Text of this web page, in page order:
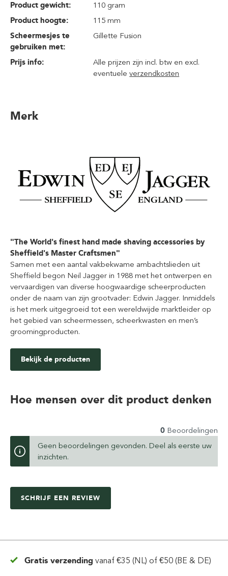
Product gewicht:
110 gram
Product hoogte:
115 mm
Scheermesjes te
gebruiken met:
Gillette Fusion
Prijs info:
Alle prijzen zijn incl. btw en excl.
eventueleverzendkosten
Merk
"The World's finest hand made shaving accessories by
Sheffield's Master Craftsmen"
Samen met een aantal vakbekwame ambachtslieden uit
Sheffield begon Neil Jagger in 1988 met het ontwerpen en
vervaardigen van diverse hoogwaardige scheerproducten
onder de naam van zijn grootvader: Edwin Jagger. Inmiddels
is het merk uitgegroeid tot een wereldwijde marktleider op
het gebied van scheermessen, scheerkwasten en men’s
groomingproducten.
Bekijk de producten
Hoe mensen over dit product denken
0 Beoordelingen
Geen beoordelingen gevonden. Deel als eerste uw
inzichten.
SCHRIJF EEN REVIEW
Gratis verzending vanaf €35 (NL) of €50 (BE & DE)